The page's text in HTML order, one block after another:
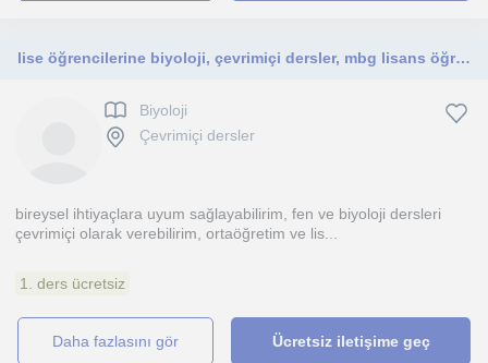
lise öğrencilerine biyoloji, çevrimiçi dersler, mbg lisans öğrencisiyim
Biyoloji
Çevrimiçi dersler
bireysel ihtiyaçlara uyum sağlayabilirim, fen ve biyoloji dersleri
çevrimiçi olarak verebilirim, ortaöğretim ve lis...
1. ders ücretsiz
daha fazlasını gör Ücretsiz iletişime geç